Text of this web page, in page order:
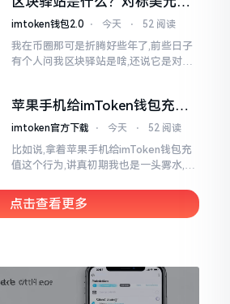
明白
ETH到底咋回事
imtoken钱包2.0 ⋅ 今天 ⋅ 52 阅读
我在币圈那可是折腾好些年了,前些日子
有个人问我区块驿站是啥,还说它是对标
找了些资料
苹果手机给imToken钱包充
值，这几步别搞错
imtoken官方下载 ⋅ 今天 ⋅ 52 阅读
比如说,拿着苹果手机给imToken钱包充
值这个行为,讲真初期我也是一头雾水,搞
制地址便大功告成,然而到了iPhone这儿
点击查看更多